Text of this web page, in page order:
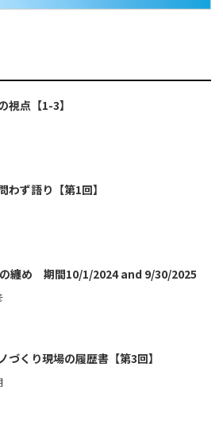
視点【1-3】
わず語り【第1回】
の纏め 期間10/1/2024 and 9/30/2025
づくり現場の履歴書【第3回】